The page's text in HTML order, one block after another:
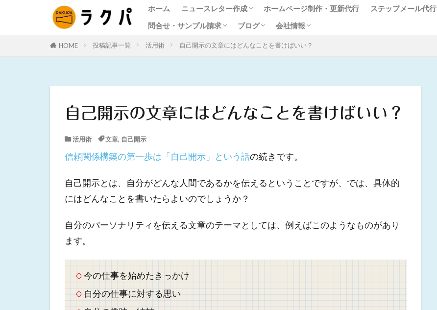
ホーム ニュースレター作成
ニュースレター作成代行
作成料金
お客様の声
ニュースレター作成代行サービスに関す
オンライン講座（別サイトへリンク）
ホームページ制作・更新代行 ステップメール代行
問合せ・サンプル請求
問合せ
サンプル請求
ブログ
顧客作りのツボ
言ラボ
会社情報
代表プロフィール
HOME 投稿記事一覧 活用術 自己開示の文章にはどんなことを書けばいい？
自己開示の文章にはどんなことを書けばいい？
活用術 文章, 自己開示
信頼関係構築の第一歩は「自己開示」という話の続きです。
自己開示とは、自分がどんな人間であるかを伝えるということですが、では、具体的
にはどんなことを書いたらよいのでしょうか？
自分のパーソナリティを伝える文章のテーマとしては、例えばこのようなものがあり
ます。
今の仕事を始めたきっかけ
自分の仕事に対する思い